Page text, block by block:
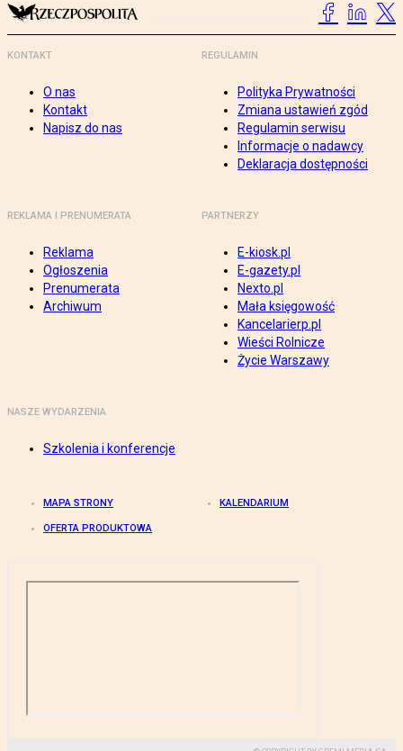
KONTAKT
O nas
Kontakt
Napisz do nas
REGULAMIN
Polityka Prywatności
Zmiana ustawień zgód
Regulamin serwisu
Informacje o nadawcy
Deklaracja dostępności
REKLAMA I PRENUMERATA
Reklama
Ogłoszenia
Prenumerata
Archiwum
PARTNERZY
E-kiosk.pl
E-gazety.pl
Nexto.pl
Mała księgowość
Kancelarierp.pl
Wieści Rolnicze
Życie Warszawy
NASZE WYDARZENIA
Szkolenia i konferencje
MAPA STRONY KALENDARIUM
OFERTA PRODUKTOWA